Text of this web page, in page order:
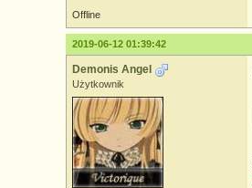
Offline
2019-06-12 01:39:42
Demonis Angel
Użytkownik